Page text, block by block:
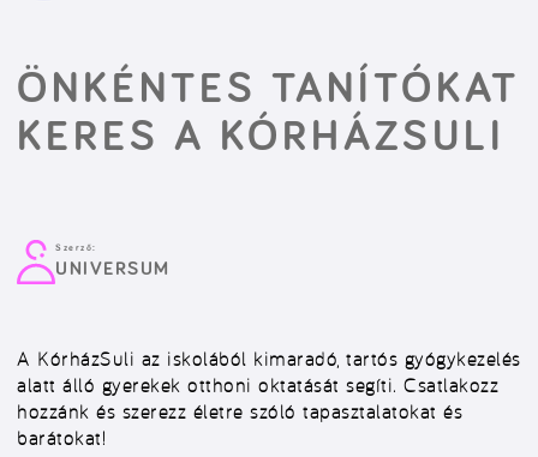
ÖNKÉNTES TANÍTÓKAT
KERES A KÓRHÁZSULI
Szerző:
UNIVERSUM
A KórházSuli az iskolából kimaradó, tartós gyógykezelés
alatt álló gyerekek otthoni oktatását segíti. Csatlakozz
hozzánk és szerezz életre szóló tapasztalatokat és
barátokat!